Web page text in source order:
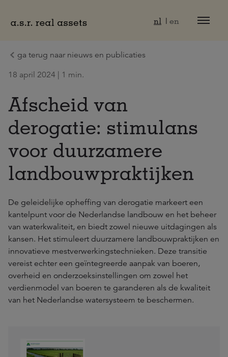
nl en
ga terug naar nieuws en publicaties
18 april 2024 | 1 min.
Afscheid van
derogatie: stimulans
voor duurzamere
landbouwpraktijken
De geleidelijke opheffing van derogatie markeert een
kantelpunt voor de Nederlandse landbouw en het beheer
van waterkwaliteit, en biedt zowel nieuwe uitdagingen als
kansen. Het stimuleert duurzamere landbouwpraktijken en
innovatieve mestverwerkingstechnieken. Deze transitie
vereist echter een geïntegreerde aanpak van boeren,
overheid en onderzoeksinstellingen om zowel het
verdienmodel van boeren te garanderen als de kwaliteit
van het Nederlandse watersysteem te beschermen.